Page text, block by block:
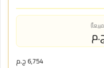
6,754 ج.م